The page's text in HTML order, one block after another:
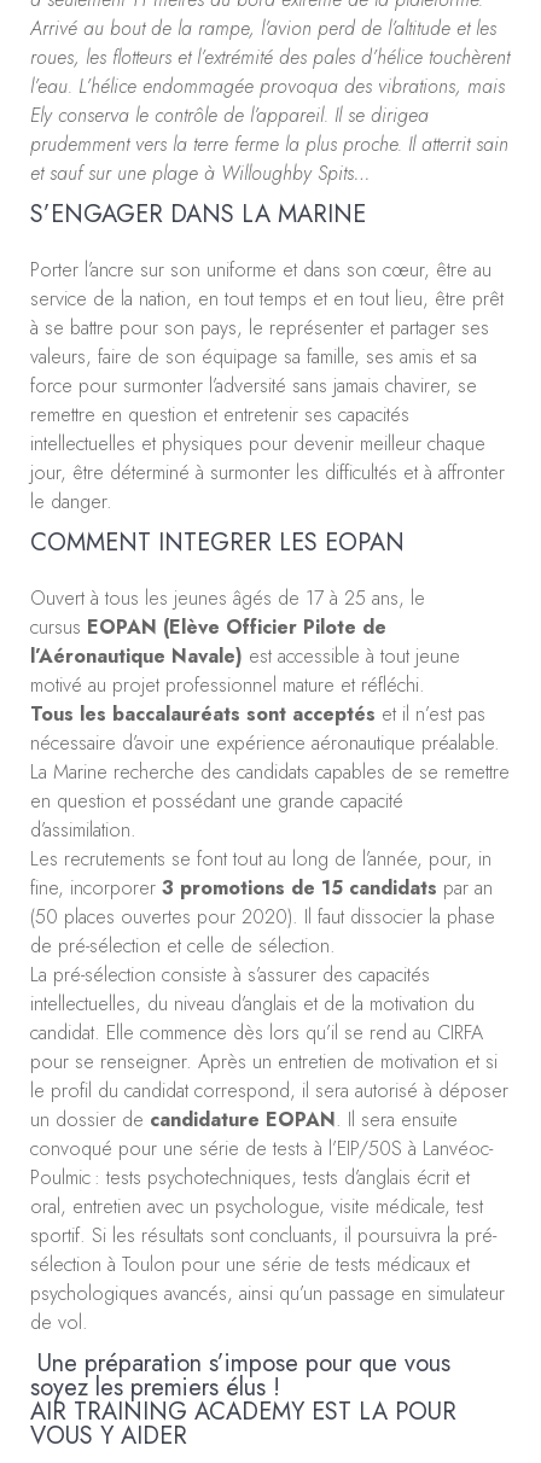
Arrivé au bout de la rampe, l’avion perd de l’altitude et les
roues, les flotteurs et l’extrémité des pales d’hélice touchèrent
l’eau. L’hélice endommagée provoqua des vibrations, mais
Ely conserva le contrôle de l’appareil. Il se dirigea
prudemment vers la terre ferme la plus proche. Il atterrit sain
et sauf sur une plage à Willoughby Spits…
S’ENGAGER DANS LA MARINE
Porter l’ancre sur son uniforme et dans son cœur, être au
service de la nation, en tout temps et en tout lieu, être prêt
à se battre pour son pays, le représenter et partager ses
valeurs, faire de son équipage sa famille, ses amis et sa
force pour surmonter l’adversité sans jamais chavirer, se
remettre en question et entretenir ses capacités
intellectuelles et physiques pour devenir meilleur chaque
jour, être déterminé à surmonter les difficultés et à affronter
le danger.
COMMENT INTEGRER LES EOPAN
Ouvert à tous les jeunes âgés de 17 à 25 ans, le
cursus EOPAN (Elève Officier Pilote de
l’Aéronautique Navale) est accessible à tout jeune
motivé au projet professionnel mature et réfléchi.
Tous les baccalauréats sont acceptés et il n’est pas
nécessaire d’avoir une expérience aéronautique préalable.
La Marine recherche des candidats capables de se remettre
en question et possédant une grande capacité
d’assimilation.
Les recrutements se font tout au long de l’année, pour, in
fine, incorporer 3 promotions de 15 candidats par an
(50 places ouvertes pour 2020). Il faut dissocier la phase
de pré-sélection et celle de sélection.
La pré-sélection consiste à s’assurer des capacités
intellectuelles, du niveau d’anglais et de la motivation du
candidat. Elle commence dès lors qu’il se rend au CIRFA
pour se renseigner. Après un entretien de motivation et si
le profil du candidat correspond, il sera autorisé à déposer
un dossier de candidature EOPAN. Il sera ensuite
convoqué pour une série de tests à l’EIP/50S à Lanvéoc-
Poulmic : tests psychotechniques, tests d’anglais écrit et
oral, entretien avec un psychologue, visite médicale, test
sportif. Si les résultats sont concluants, il poursuivra la pré-
sélection à Toulon pour une série de tests médicaux et
psychologiques avancés, ainsi qu’un passage en simulateur
de vol.
Une préparation s’impose pour que vous
soyez les premiers élus !
AIR TRAINING ACADEMY EST LA POUR
VOUS Y AIDER